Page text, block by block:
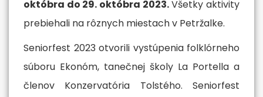
októbra do 29. októbra 2023.Všetky aktivity
prebiehali na rôznych miestach v Petržalke.
Seniorfest 2023 otvorili vystúpenia folklórneho
súboru Ekonóm, tanečnej školy La Portella a
členov Konzervatória Tolstého. Seniorfest